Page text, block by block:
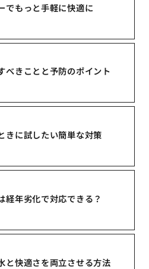
でもっと手軽に快適に
べきことと予防のポイント
きに試したい簡単な対策
経年劣化で対応できる？
と快適さを両立させる方法